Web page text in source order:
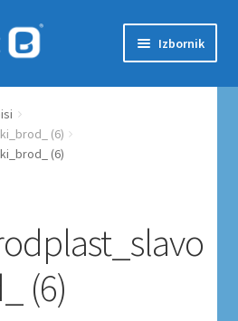
Izbornik
(6)
(6)
(6)